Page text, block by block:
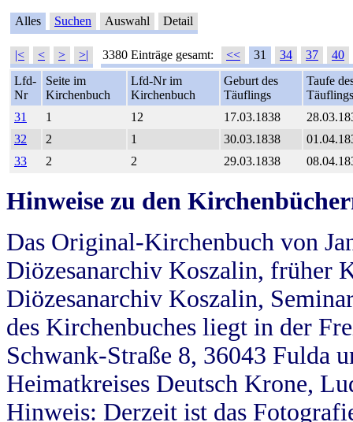
Alles Suchen Auswahl Detail
|< < > >| 3380 Einträge gesamt: << 31 34 37
40
Lfd-
Nr
Seite im
Kirchenbuch
Lfd-Nr im
Kirchenbuch
Geburt des
Täuflings
Taufe
Täuflings
31
1 12 17.03.1838
32
2 1 30.03.1838
33
2 2 29.03.1838
Hinweise zu den
Das Original-Kirchenbuch von
Diözesanarchiv Koszalin, früher
Diözesanarchiv Koszalin,
des Kirchenbuches liegt in der
Schwank-Straße 8, 36043 Fulda
Heimatkreises Deutsch Krone,
Hinweis: Derzeit ist das